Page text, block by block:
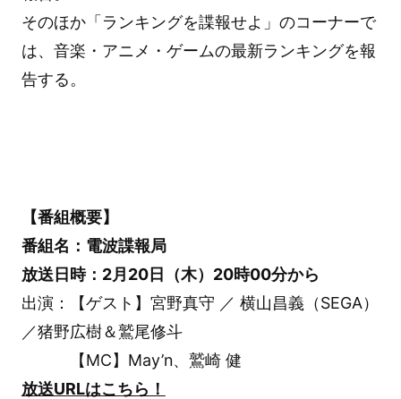
そのほか「ランキングを諜報せよ」のコーナーで
は、音楽・アニメ・ゲームの最新ランキングを報
告する。
【番組概要】
番組名：電波諜報局
放送日時：2月20日（木）20時00分から
出演：【ゲスト】宮野真守 ／ 横山昌義（SEGA）
／猪野広樹＆鷲尾修斗
【MC】May’n、鷲崎 健
放送URLはこちら！